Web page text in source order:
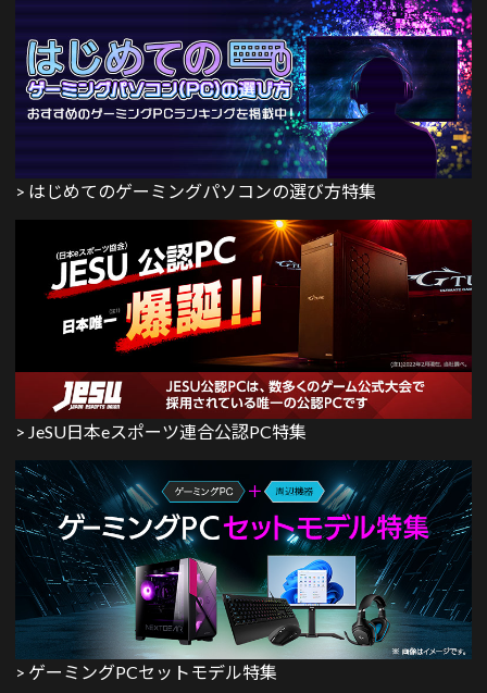
> はじめてのゲーミングパソコンの選び方特集
> JeSU日本eスポーツ連合公認PC特集
> ゲーミングPCセットモデル特集